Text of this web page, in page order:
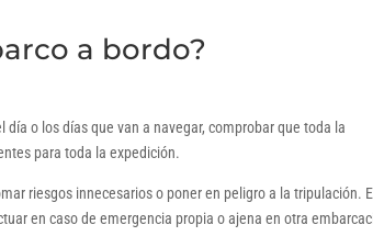
a bordo?
o los días que van a navegar, comprobar que toda la
para toda la expedición.
riesgos innecesarios o poner en peligro a la tripulación.
en caso de emergencia propia o ajena en otra